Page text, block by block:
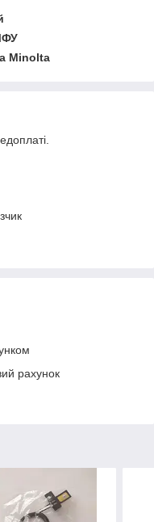
Minolta
рахунок